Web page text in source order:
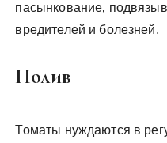
пасынкование‚
вредителей и болезней.
Полив
Томаты нуждаются в